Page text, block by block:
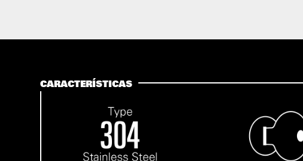
CARACTERÍSTICAS